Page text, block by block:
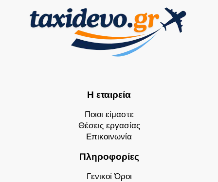
Η εταιρεία
Ποιοι είμαστε
Θέσεις εργασίας
Επικοινωνία
Πληροφορίες
Γενικοί Όροι